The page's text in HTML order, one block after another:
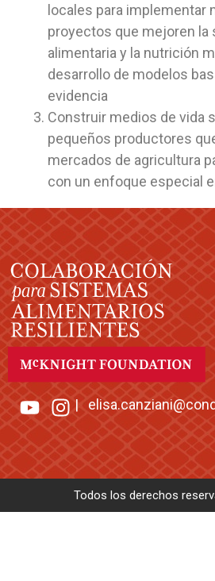
locales para implementar
proyectos que mejoren la
alimentaria y la nutrición
desarrollo de modelos
evidencia
Construir medios de vida
pequeños productores
mercados de agricultura
con un enfoque especial
|
Todos los derechos